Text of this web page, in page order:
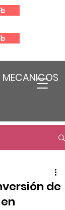
MECANICOS
de